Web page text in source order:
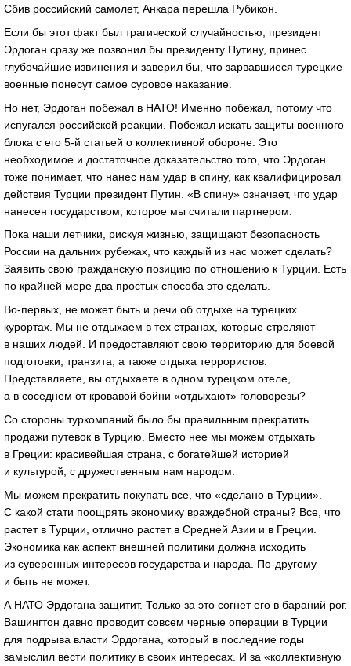
Сбив российский самолет, Анкара перешла Рубикон.
Если бы этот факт был трагической случайностью, президент
Эрдоган сразу же позвонил бы президенту Путину, принес
глубочайшие извинения и заверил бы, что зарвавшиеся турецкие
военные понесут самое суровое наказание.
Но нет, Эрдоган побежал в НАТО! Именно побежал, потому что
испугался российской реакции. Побежал искать защиты военного
блока с его 5-й статьей о коллективной обороне. Это
необходимое и достаточное доказательство того, что Эрдоган
тоже понимает, что нанес нам удар в спину, как квалифицировал
действия Турции президент Путин. «В спину» означает, что удар
нанесен государством, которое мы считали партнером.
Пока наши летчики, рискуя жизнью, защищают безопасность
России на дальних рубежах, что каждый из нас может сделать?
Заявить свою гражданскую позицию по отношению к Турции. Есть
по крайней мере два простых способа это сделать.
Во-первых, не может быть и речи об отдыхе на турецких
курортах. Мы не отдыхаем в тех странах, которые стреляют
в наших людей. И предоставляют свою территорию для боевой
подготовки, транзита, а также отдыха террористов.
Представляете, вы отдыхаете в одном турецком отеле,
а в соседнем от кровавой бойни «отдыхают» головорезы?
Со стороны туркомпаний было бы правильным прекратить
продажи путевок в Турцию. Вместо нее мы можем отдыхать
в Греции: красивейшая страна, с богатейшей историей
и культурой, с дружественным нам народом.
Мы можем прекратить покупать все, что «сделано в Турции».
С какой стати поощрять экономику враждебной страны? Все, что
растет в Турции, отлично растет в Средней Азии и в Греции.
Экономика как аспект внешней политики должна исходить
из суверенных интересов государства и народа. По-другому
и быть не может.
А НАТО Эрдогана защитит. Только за это согнет его в бараний рог.
Вашингтон давно проводит совсем черные операции в Турции
для подрыва власти Эрдогана, который в последние годы
замыслил вести политику в своих интересах. И за «коллективную